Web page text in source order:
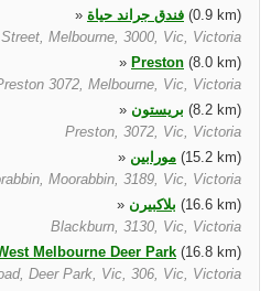
» فندق جراند حياة
(0.9 km)
Melbourne, 3000, Vic, Victoria
» Preston (8.0 km)
3072, Melbourne, Vic, Victoria
» بريستون
(8.2 km)
Preston, 3072, Vic, Victoria
» مورابين
(15.2 km)
Moorabbin, 3189, Vic, Victoria
» بلاكبيرن
(16.6 km)
Blackburn, 3130, Vic, Victoria
Melbourne Deer Park (16.8 km)
Deer Park, Vic, 306, Vic, Victoria